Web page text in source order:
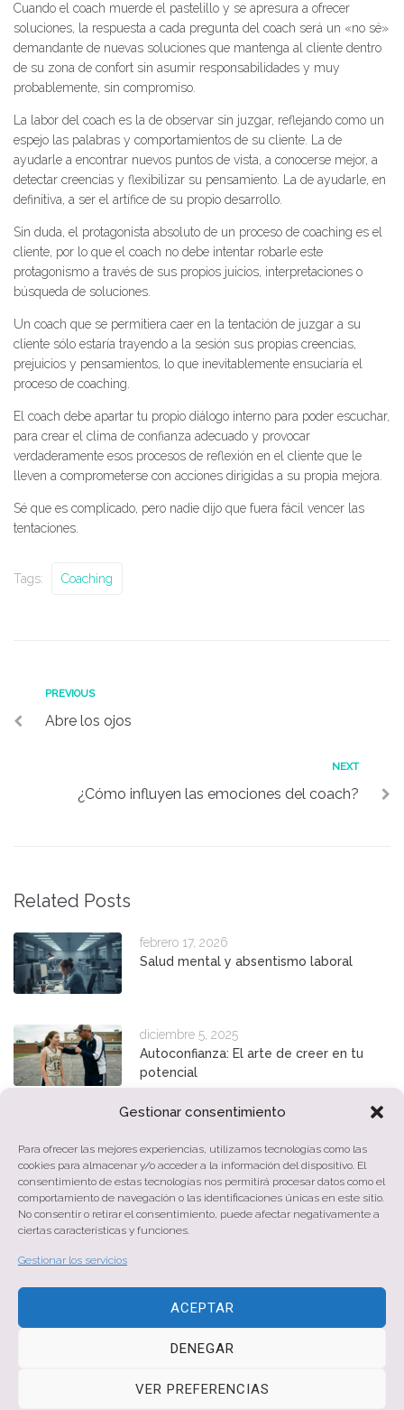
Gestionar consentimiento
Para ofrecer las mejores experiencias, utilizamos tecnologías como las
cookies para almacenar y/o acceder a la información del dispositivo. El
consentimiento de estas tecnologías nos permitirá procesar datos como el
comportamiento de navegación o las identificaciones únicas en este sitio.
No consentir o retirar el consentimiento, puede afectar negativamente a
ciertas características y funciones.
Gestionar los servicios
ACEPTAR
DENEGAR
VER PREFERENCIAS
Cuando el coach muerde el pastelillo y se apresura a ofrecer
soluciones, la respuesta a cada pregunta del coach será un «no sé»
demandante de nuevas soluciones que mantenga al cliente dentro
de su zona de confort sin asumir responsabilidades y muy
probablemente, sin compromiso.
La labor del coach es la de observar sin juzgar, reflejando como un
espejo las palabras y comportamientos de su cliente. La de
ayudarle a encontrar nuevos puntos de vista, a conocerse mejor, a
detectar creencias y flexibilizar su pensamiento. La de ayudarle, en
definitiva, a ser el artífice de su propio desarrollo.
Sin duda, el protagonista absoluto de un proceso de coaching es el
cliente, por lo que el coach no debe intentar robarle este
protagonismo a través de sus propios juicios, interpretaciones o
búsqueda de soluciones.
Un coach que se permitiera caer en la tentación de juzgar a su
cliente sólo estaría trayendo a la sesión sus propias creencias,
prejuicios y pensamientos, lo que inevitablemente ensuciaría el
proceso de coaching.
El coach debe apartar tu propio diálogo interno para poder escuchar,
para crear el clima de confianza adecuado y provocar
verdaderamente esos procesos de reflexión en el cliente que le
lleven a comprometerse con acciones dirigidas a su propia mejora.
Sé que es complicado, pero nadie dijo que fuera fácil vencer las
tentaciones.
Tags: Coaching
Navegación
de
Previous
PREVIOUS
Abre los ojos
NEXT
¿Cómo influyen las emociones del coach?
Related Posts
febrero 17, 2026
Salud mental y absentismo laboral
diciembre 5, 2025
Autoconfianza: El arte de creer en tu
potencial
Eres más de lo que ves
febrero 23, 2025
¿Qué es la autoestima y cómo conseguir
© 2026 Gema Sancho | Todos los derechos reservados